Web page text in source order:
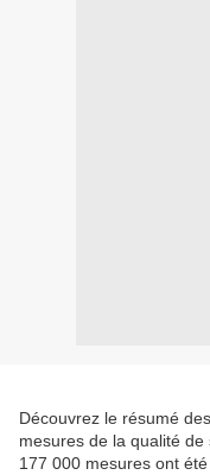
Découvrez le résumé
mesures de la qualité
177 000 mesures ont